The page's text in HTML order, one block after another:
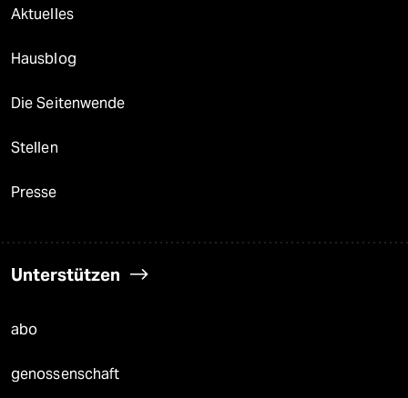
Aktuelles
Hausblog
Die Seitenwende
Stellen
Presse
Unterstützen
abo
genossenschaft